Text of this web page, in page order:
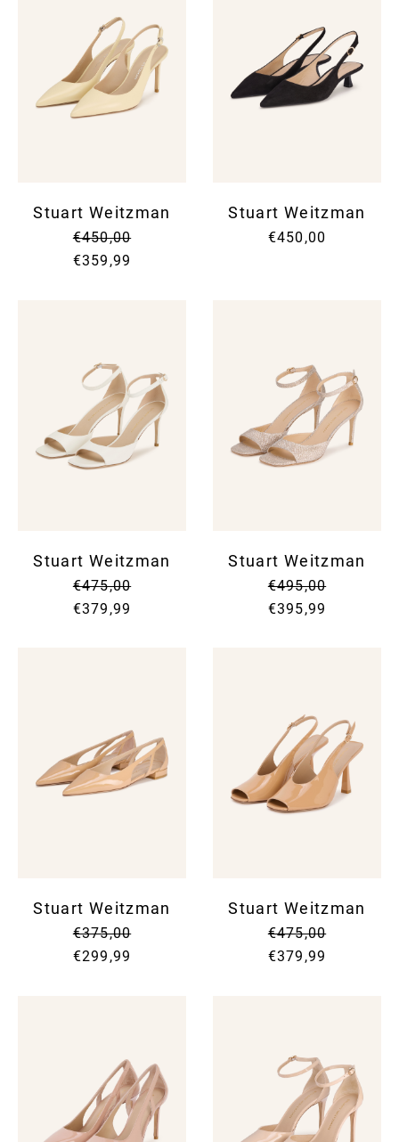
Stuart Weitzman
€450,00
€359,99
Stuart Weitzman
€450,00
Stuart Weitzman
€475,00
€379,99
Stuart Weitzman
€495,00
€395,99
Stuart Weitzman
€375,00
€299,99
Stuart Weitzman
€475,00
€379,99